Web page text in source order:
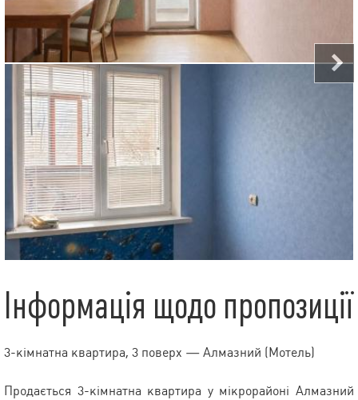
Інформація щодо пропозиції
3-кімнатна квартира, 3 поверх — Алмазний (Мотель)
Продається 3-кімнатна квартира у мікрорайоні Алмазний